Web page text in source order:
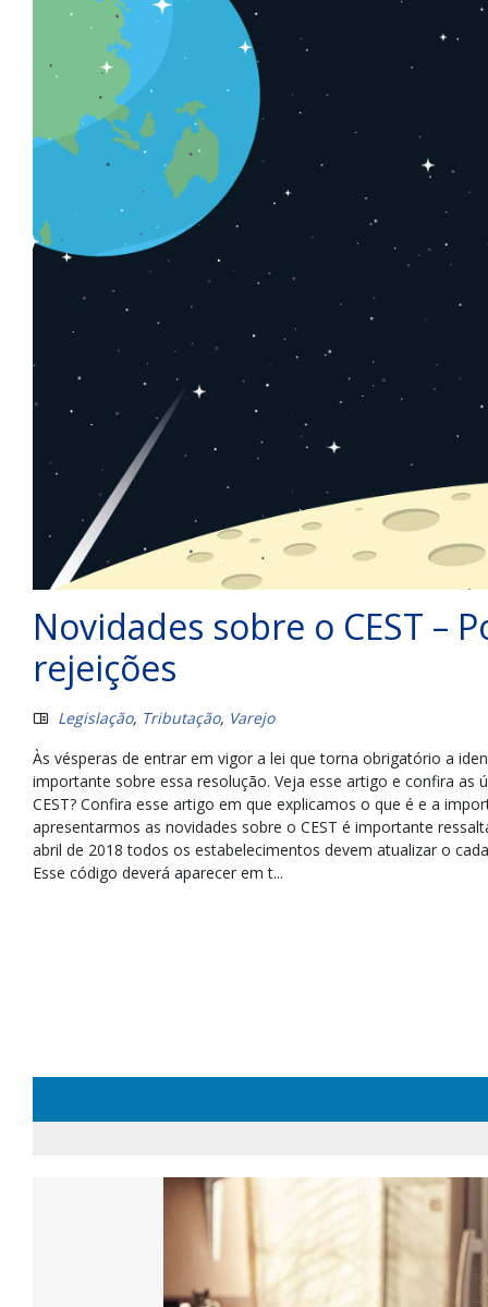
Novidades sobre o CEST –
rejeições
Legislação, Tributação, Varejo
Às vésperas de entrar em vigor a lei que torna obrigatório a
importante sobre essa resolução. Veja esse artigo e confira as
CEST? Confira esse artigo em que explicamos o que é e a
apresentarmos as novidades sobre o CEST é importante
abril de 2018 todos os estabelecimentos devem atualizar o
Esse código deverá aparecer em t...